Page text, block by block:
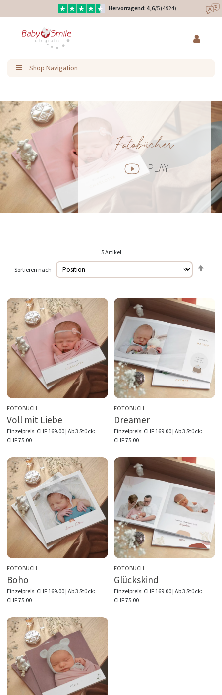
Hervorragend: 4,6/5 (4924)
Ratenzahlung & Kauf auf Rechnung möglich
Inhalt
Shop Navigation
Fotobücher
PLAY
5Artikel
Sortieren nach
FOTOBUCH
Voll mit Liebe
Einzelpreis: CHF 169.00| Ab 3 Stück:
CHF 75.00
FOTOBUCH
Dreamer
Einzelpreis: CHF 169.00| Ab 3 Stück:
CHF 75.00
FOTOBUCH
Boho
Einzelpreis: CHF 169.00| Ab 3 Stück:
CHF 75.00
FOTOBUCH
Glückskind
Einzelpreis: CHF 169.00| Ab 3 Stück:
CHF 75.00